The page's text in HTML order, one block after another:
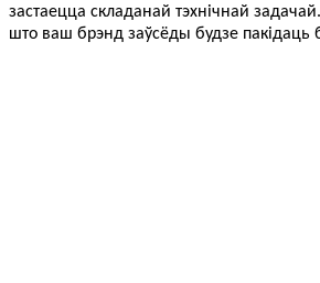
застаецца складанай тэхнічнай
што ваш брэнд заўсёды будзе